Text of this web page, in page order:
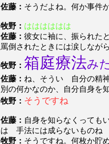
佐藤： そうだよね。何か事件
牧野： はははははは
佐藤： 彼女に袖に、振られた
罵倒されたときには涙しなが
牧野： 箱庭療法み
佐藤： ね、そうい 自分の精
別の何かなのか、自分自身を
牧野： そうですね
佐藤： 自身を知らなくっても
は 手法には成らないものね
牧野： そうですね。何枚か貯